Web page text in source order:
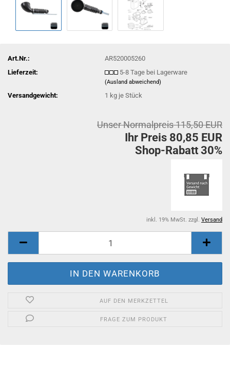
Art.Nr.:
AR520005260
Lieferzeit:
5-8 Tage bei Lagerware
(Ausland abweichend)
Versandgewicht: 1 kg je Stück
Unser Normalpreis 115,50 EUR
Ihr Preis 80,85 EUR
Shop-Rabatt 30%
inkl. 19% MwSt. zzgl. Versand
AUF DEN MERKZETTEL
FRAGE ZUM PRODUKT